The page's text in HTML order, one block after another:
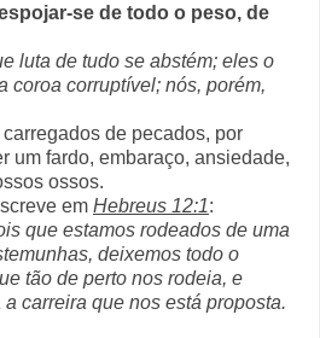
se de todo o peso, de
luta de tudo se abstém; eles o
coroa corruptível; nós, porém,
de pecados, por
um fardo, embaraço, ansiedade,
ossos.
em Hebreus 12:1:
que estamos rodeados de uma
deixemos todo o
tão de perto nos rodeia, e
carreira que nos está proposta.